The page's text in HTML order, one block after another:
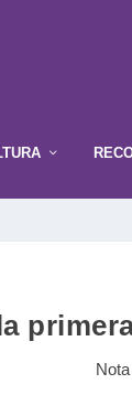
Nota